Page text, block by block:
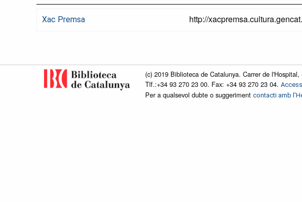
Xac Premsa http://
(c) 2019 Biblioteca de Catalunya. Carrer de
Tlf.:+34 93 270 23 00. Fax: +34 93 270 23 04.
Per a qualsevol dubte o suggeriment contacti amb